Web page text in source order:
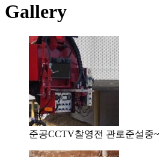
Gallery
준공CCTV찰영전 관로준설중~